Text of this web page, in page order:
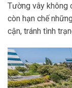
Tường vây không
còn hạn chế
cận, tránh tình